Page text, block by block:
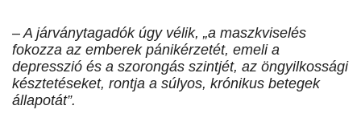
– A járványtagadók úgy vélik, „a maszkviselés
fokozza az emberek pánikérzetét, emeli a
depresszió és a szorongás szintjét, az öngyilkossági
késztetéseket, rontja a súlyos, krónikus betegek
állapotát”.